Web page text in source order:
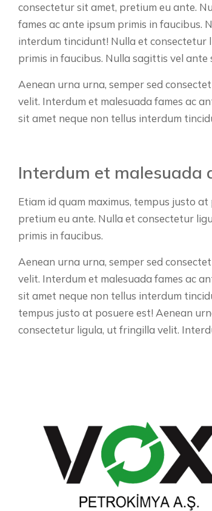
consectetur sit amet, pretium eu ante.
fames ac ante ipsum primis in faucibus.
interdum tincidunt! Nulla et consectetur
primis in faucibus. Nulla sagittis vel
Aenean urna urna, semper sed
velit. Interdum et malesuada fames ac
sit amet neque non tellus interdum
Interdum et malesuada
Etiam id quam maximus, tempus justo
pretium eu ante. Nulla et consectetur
primis in faucibus.
Aenean urna urna, semper sed
velit. Interdum et malesuada fames ac
sit amet neque non tellus interdum
tempus justo at posuere est! Aenean
consectetur ligula, ut fringilla velit.